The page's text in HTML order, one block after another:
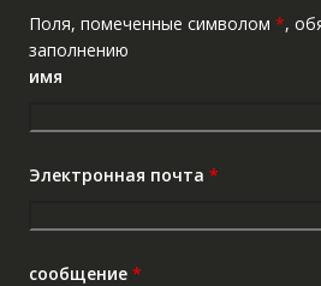
Поля, помеченные символом *,
заполнению
имя
Электронная почта *
сообщение *